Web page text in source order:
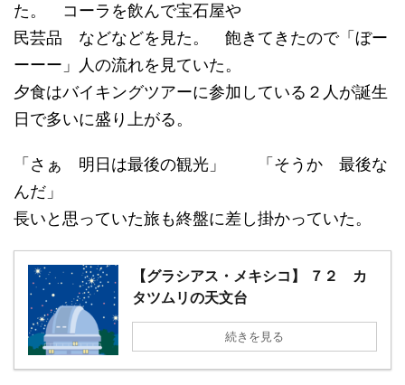
た。 コーラを飲んで宝石屋や
民芸品 などなどを見た。 飽きてきたので「ぼー
ーーー」人の流れを見ていた。
夕食はバイキングツアーに参加している２人が誕生
日で多いに盛り上がる。
「さぁ 明日は最後の観光」 「そうか 最後な
んだ」
長いと思っていた旅も終盤に差し掛かっていた。
【グラシアス・メキシコ】 ７２ カ
タツムリの天文台
続きを見る